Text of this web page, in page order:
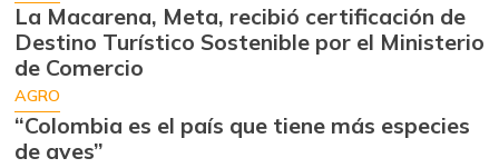
La Macarena, Meta, recibió certificación de
Destino Turístico Sostenible por el Ministerio
de Comercio
AGRO
“Colombia es el país que tiene más especies
de aves”